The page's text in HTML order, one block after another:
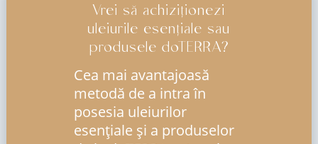
Vrei să achiziționezi
uleiurile esențiale sau
produsele doTERRA?
Cea mai avantajoasă
metodă de a intra în
posesia uleiurilor
esenţiale şi a produselor